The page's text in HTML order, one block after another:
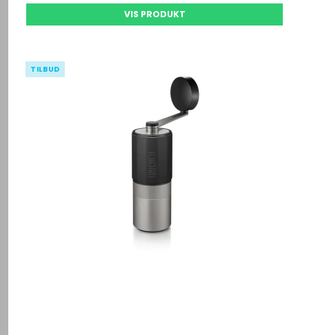
VIS PRODUKT
TILBUD